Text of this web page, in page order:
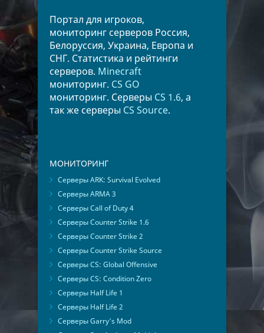
Портал для игроков,
мониторинг серверов Россия,
Белоруссия, Украина, Европа и
СНГ. Статистика и рейтинги
серверов. Minecraft
мониторинг. CS GO
мониторинг. Серверы CS 1.6, а
так же серверы CS Source.
МОНИТОРИНГ
Серверы ARK: Survival Evolved
Серверы ARMA 3
Серверы Call of Duty 4
Серверы Counter Strike 1.6
Серверы Counter Strike 2
Серверы Counter Strike Source
Серверы CS: Global Offensive
Серверы CS: Condition Zero
Серверы Half Life 1
Серверы Half Life 2
Серверы Garry's Mod